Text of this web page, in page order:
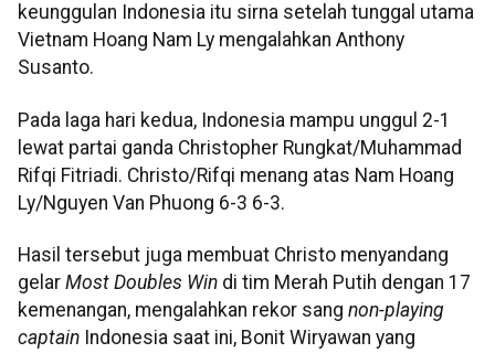
keunggulan Indonesia itu sirna setelah tunggal utama
Vietnam Hoang Nam Ly mengalahkan Anthony
Susanto.
Pada laga hari kedua, Indonesia mampu unggul 2-1
lewat partai ganda Christopher Rungkat/Muhammad
Rifqi Fitriadi. Christo/Rifqi menang atas Nam Hoang
Ly/Nguyen Van Phuong 6-3 6-3.
Hasil tersebut juga membuat Christo menyandang
gelar Most Doubles Win di tim Merah Putih dengan 17
kemenangan, mengalahkan rekor sang non-playing
captain Indonesia saat ini, Bonit Wiryawan yang